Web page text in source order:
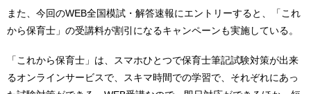
また、今回のWEB全国模試・解答速報にエントリーすると、「これ
から保育士」の受講料が割引になるキャンペーンも実施している。
「これから保育士」は、スマホひとつで保育士筆記試験対策が出来
るオンラインサービスで、スキマ時間での学習で、それぞれにあっ